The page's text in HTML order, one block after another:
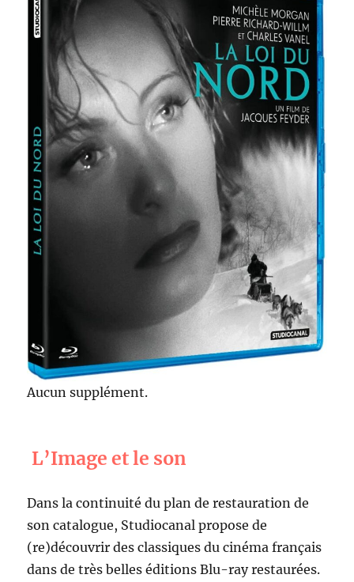
Aucun supplément.
L’Image et le son
Dans la continuité du plan de restauration de
son catalogue, Studiocanal propose de
(re)découvrir des classiques du cinéma français
dans de très belles éditions Blu-ray restaurées.